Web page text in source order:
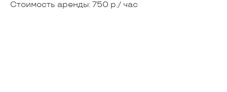
Стоимость аренды: 750 р./ час